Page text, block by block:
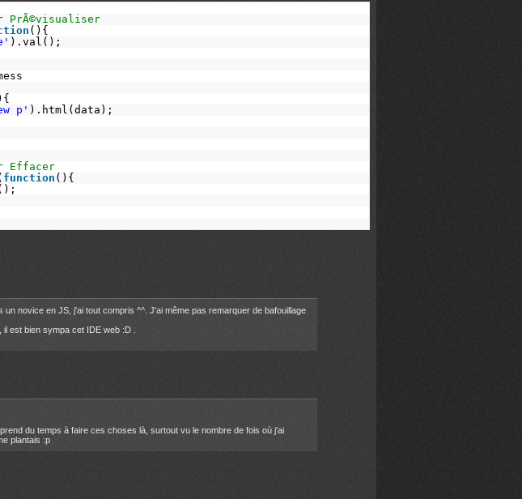
(){
).val();
p' ).html(data);
Effacer
function (){
novice en JS, j'ai tout compris ^^. J'ai même pas remarquer de bafouillage
est bien sympa cet IDE web :D .
du temps à faire ces choses là, surtout vu le nombre de fois où j'ai
plantais :p